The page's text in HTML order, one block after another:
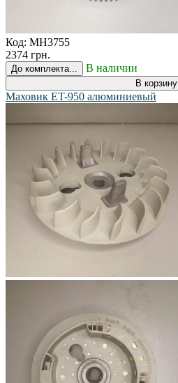
Код: MH3755
2374 грн.
До комплекта... В наличии
В корзину
Маховик ET-950 алюминиевый